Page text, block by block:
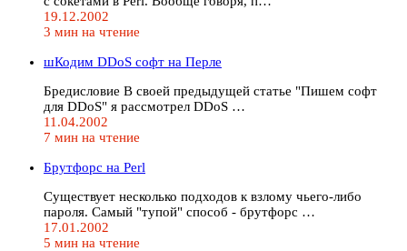
19.12.2002
3 мин на чтение
шКодим DDoS cофт на Перле
Бредисловие В своей предыдущей статье "Пишем софт
для DDoS" я рассмотрел DDoS …
11.04.2002
7 мин на чтение
Брутфорс на Perl
Существует несколько подходов к взлому чьего-либо
пароля. Самый "тупой" способ - брутфорс …
17.01.2002
5 мин на чтение